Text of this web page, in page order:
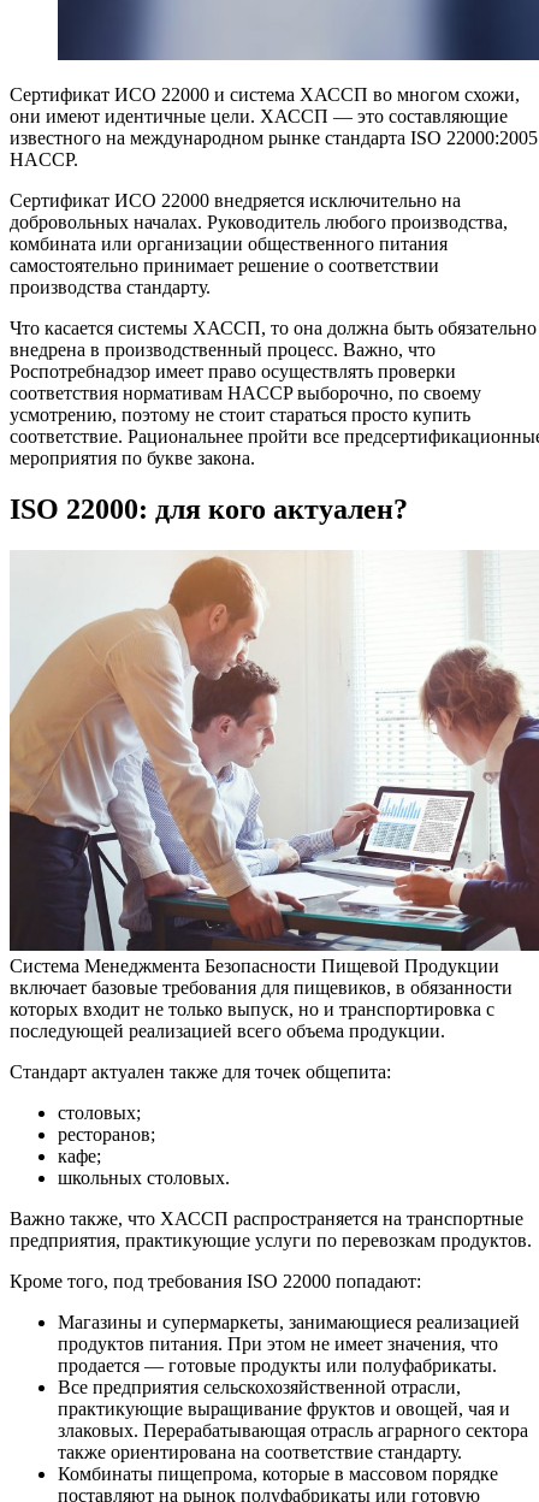
Сертификат ИСО 22000 и система ХАССП во многом схожи,
они имеют идентичные цели. ХАССП — это составляющие
известного на международном рынке стандарта ISO 22000:2005
HACCP.
Сертификат ИСО 22000 внедряется исключительно на
добровольных началах. Руководитель любого производства,
комбината или организации общественного питания
самостоятельно принимает решение о соответствии
производства стандарту.
Что касается системы ХАССП, то она должна быть обязательно
внедрена в производственный процесс. Важно, что
Роспотребнадзор имеет право осуществлять проверки
соответствия нормативам HACCP выборочно, по своему
усмотрению, поэтому не стоит стараться просто купить
соответствие. Рациональнее пройти все
мероприятия по букве закона.
ISO 22000: для кого актуален?
Система Менеджмента Безопасности Пищевой Продукции
включает базовые требования для пищевиков, в обязанности
которых входит не только выпуск, но и транспортировка с
последующей реализацией всего объема продукции.
Стандарт актуален также для точек общепита:
столовых;
ресторанов;
кафе;
школьных столовых.
Важно также, что ХАССП распространяется на транспортные
предприятия, практикующие услуги по перевозкам продуктов.
Кроме того, под требования ISO 22000 попадают:
Магазины и супермаркеты, занимающиеся реализацией
продуктов питания. При этом не имеет значения, что
продается — готовые продукты или полуфабрикаты.
Все предприятия сельскохозяйственной отрасли,
практикующие выращивание фруктов и овощей, чая и
злаковых. Перерабатывающая отрасль аграрного сектора
также ориентирована на соответствие стандарту.
Комбинаты пищепрома, которые в массовом порядке
поставляют на рынок полуфабрикаты или готовую